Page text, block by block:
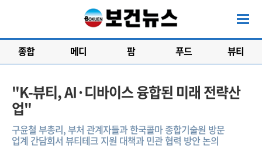
종합 메디 팜 푸드 뷰티
"K-뷰티, AI·디바이스 융합된 미래 전략산
업"
구윤철 부총리, 부처 관계자들과 한국콜마 종합기술원 방문
업계 간담회서 뷰티테크 지원 대책과 민관 협력 방안 논의